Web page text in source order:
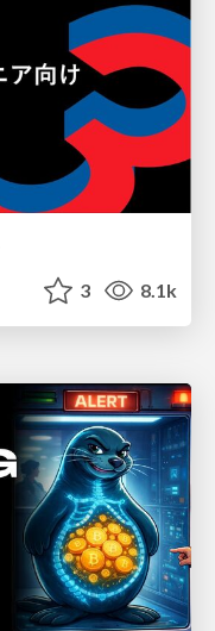
3 8.1k